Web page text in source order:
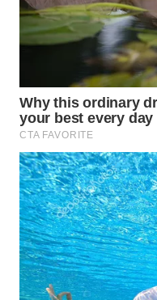
WN
WN
TAPANULI
SELATAN
WN
TANJUNG
LESUNG
WN
KARO